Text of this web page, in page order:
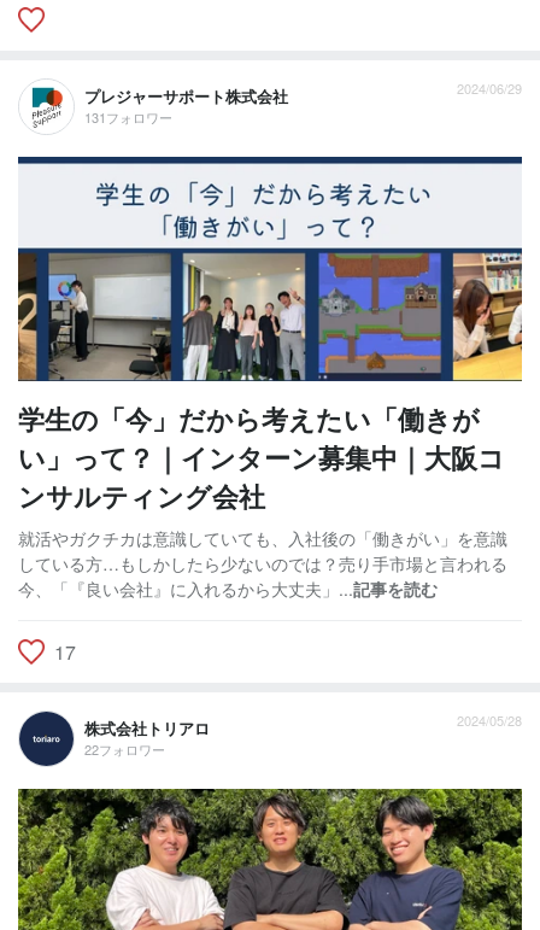
プレジャーサポート株式会社
131フォロワー
2024/06/29
学生の「今」だから考えたい「働きが
い」って？｜インターン募集中｜大阪コ
ンサルティング会社
就活やガクチカは意識していても、入社後の「働きがい」を意識
している方…もしかしたら少ないのでは？売り手市場と言われる
今、「『良い会社』に入れるから大丈夫」...記事を読む
17
株式会社トリアロ
22フォロワー
2024/05/28